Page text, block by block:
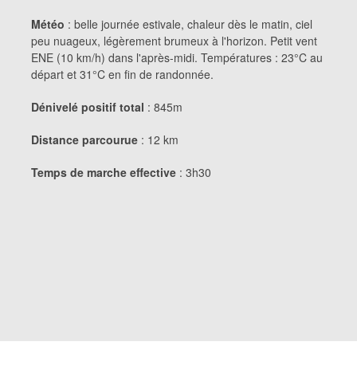
Météo : belle journée estivale, chaleur dès le matin, ciel
peu nuageux, légèrement brumeux à l'horizon. Petit vent
ENE (10 km/h) dans l'après-midi. Températures : 23°C au
départ et 31°C en fin de randonnée.
Dénivelé positif total : 845m
Distance parcourue : 12 km
Temps de marche effective : 3h30